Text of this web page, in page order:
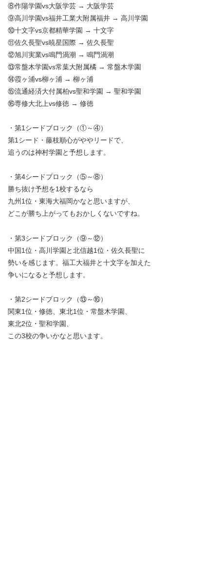
⑧作陽学園vs大阪学芸 → 大阪学芸
⑨高川学園vs福井工業大附属福井 → 高川学園
⑩十文字vs京都精華学園 → 十文字
⑪佐久長聖vs暁星国際 → 佐久長聖
⑫旭川実業vs鳴門渦潮 → 鳴門渦潮
⑬常盤木学園vs常葉大附属橘 → 常盤木学園
⑭霞ヶ浦vs柳ヶ浦 → 柳ヶ浦
⑮流通経済大付属柏vs聖和学園 → 聖和学園
⑯専修大北上vs修徳 → 修徳
・第1シードブロック（①～④）
第1シード・藤枝順心がややリードで、
追うのは神村学園と予想します。
・第4シードブロック（⑤～⑧）
勝ち抜け予想を1校するなら
九州1位・東海大福岡かなと思いますが、
どこが勝ち上がってもおかしくないですね。
・第3シードブロック（⑨～⑫）
中国1位・高川学園と北信越1位・佐久長聖に
勢いを感じます。福工大福井と十文字を加えた
争いになると予想します。
・第2シードブロック（⑬～⑯）
関東1位・修徳、東北1位・常盤木学園、
東北2位・聖和学園、
この3校の争いかなと思います。